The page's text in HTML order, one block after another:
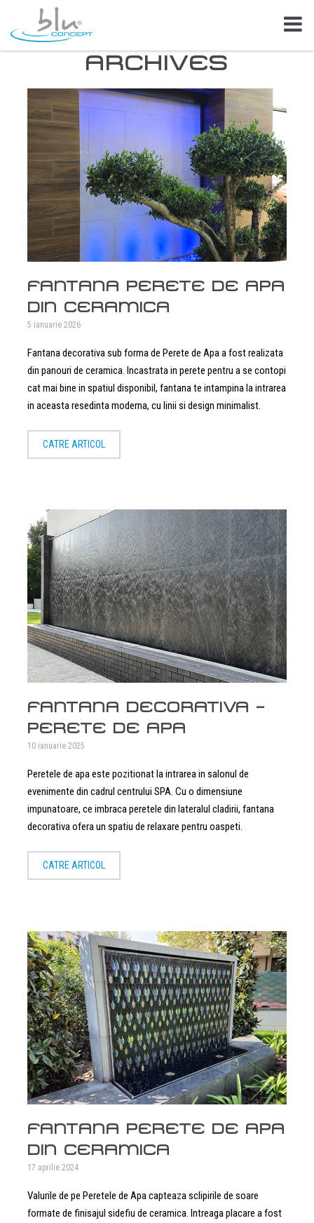
ARCHIVES
FANTANA PERETE DE APA
DIN CERAMICA
5 ianuarie 2026
Fantana decorativa sub forma de Perete de Apa a fost realizata
din panouri de ceramica. Incastrata in perete pentru a se contopi
cat mai bine in spatiul disponibil, fantana te intampina la intrarea
in aceasta resedinta moderna, cu linii si design minimalist.
CATRE ARTICOL
FANTANA DECORATIVA –
PERETE DE APA
10 ianuarie 2025
Peretele de apa este pozitionat la intrarea in salonul de
evenimente din cadrul centrului SPA. Cu o dimensiune
impunatoare, ce imbraca peretele din lateralul cladirii, fantana
decorativa ofera un spatiu de relaxare pentru oaspeti.
CATRE ARTICOL
FANTANA PERETE DE APA
DIN CERAMICA
17 aprilie 2024
Valurile de pe Peretele de Apa capteaza sclipirile de soare
formate de finisajul sidefiu de ceramica. Intreaga placare a fost